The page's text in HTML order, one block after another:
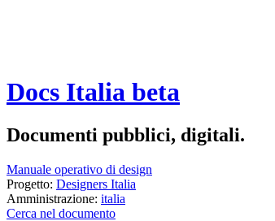
Docs Italia beta
Documenti pubblici, digitali.
Manuale operativo di design
Progetto: Designers Italia
Amministrazione: italia
Cerca nel documento